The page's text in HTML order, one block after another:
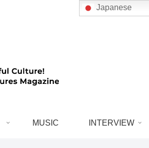
MUSIC INTERVIEW
Japanese